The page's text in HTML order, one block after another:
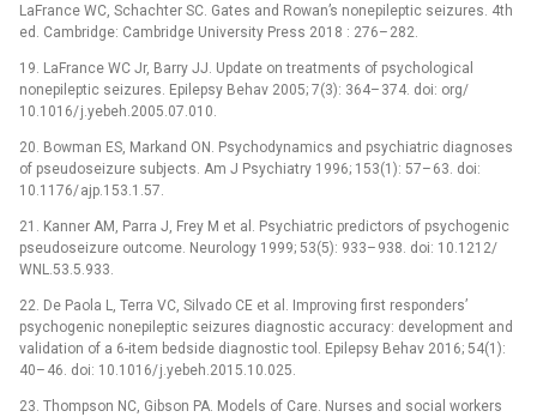
LaFrance WC, Schachter SC. Gates and Rowan’s nonepileptic seizures. 4th
ed. Cambridge: Cambridge University Press 2018 : 276– 282.
19. LaFrance WC Jr, Bar­ry JJ. Update on treatments of psychological
nonepileptic seizures. Epilepsy Behav 2005; 7(3): 364– 374. doi: org/
10.1016/j.yebeh.2005.07.010.
20. Bowman ES, Markand ON. Psychodynamics and psychiatric dia­gnoses
of pseudoseizure subjects. Am J Psychiatry 1996; 153(1): 57– 63. doi:
10.1176/ajp.153.1.57.
21. Kan­ner AM, Par­ra J, Frey M et al. Psychiatric predictors of psychogenic
pseudoseizure outcome. Neurology 1999; 53(5): 933– 938. doi: 10.1212/
WNL.53.5.933.
22. De Paola L, Ter­ra VC, Silvado CE et al. Improv­­ing first responders’
psychogenic nonepileptic seizures dia­gnostic accuracy: development and
validation of a 6-item bedside dia­gnostic tool. Epilepsy Behav 2016; 54(1):
40– 46. doi: 10.1016/j.yebeh.2015.10.025.
23. Thompson NC, Gibson PA. Models of Care. Nurses and social workers